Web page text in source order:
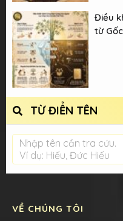
Điều
từ
TỪ ĐIỂN TÊN
Nhập tên cần tra cứu.
Ví dụ: Hiếu, Đức Hiếu
VỀ CHÚNG TÔI